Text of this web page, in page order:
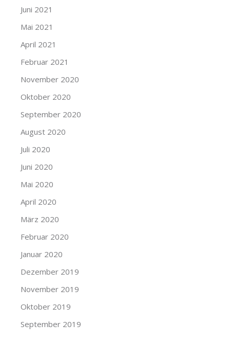
Juni 2021
Mai 2021
April 2021
Februar 2021
November 2020
Oktober 2020
September 2020
August 2020
Juli 2020
Juni 2020
Mai 2020
April 2020
März 2020
Februar 2020
Januar 2020
Dezember 2019
November 2019
Oktober 2019
September 2019